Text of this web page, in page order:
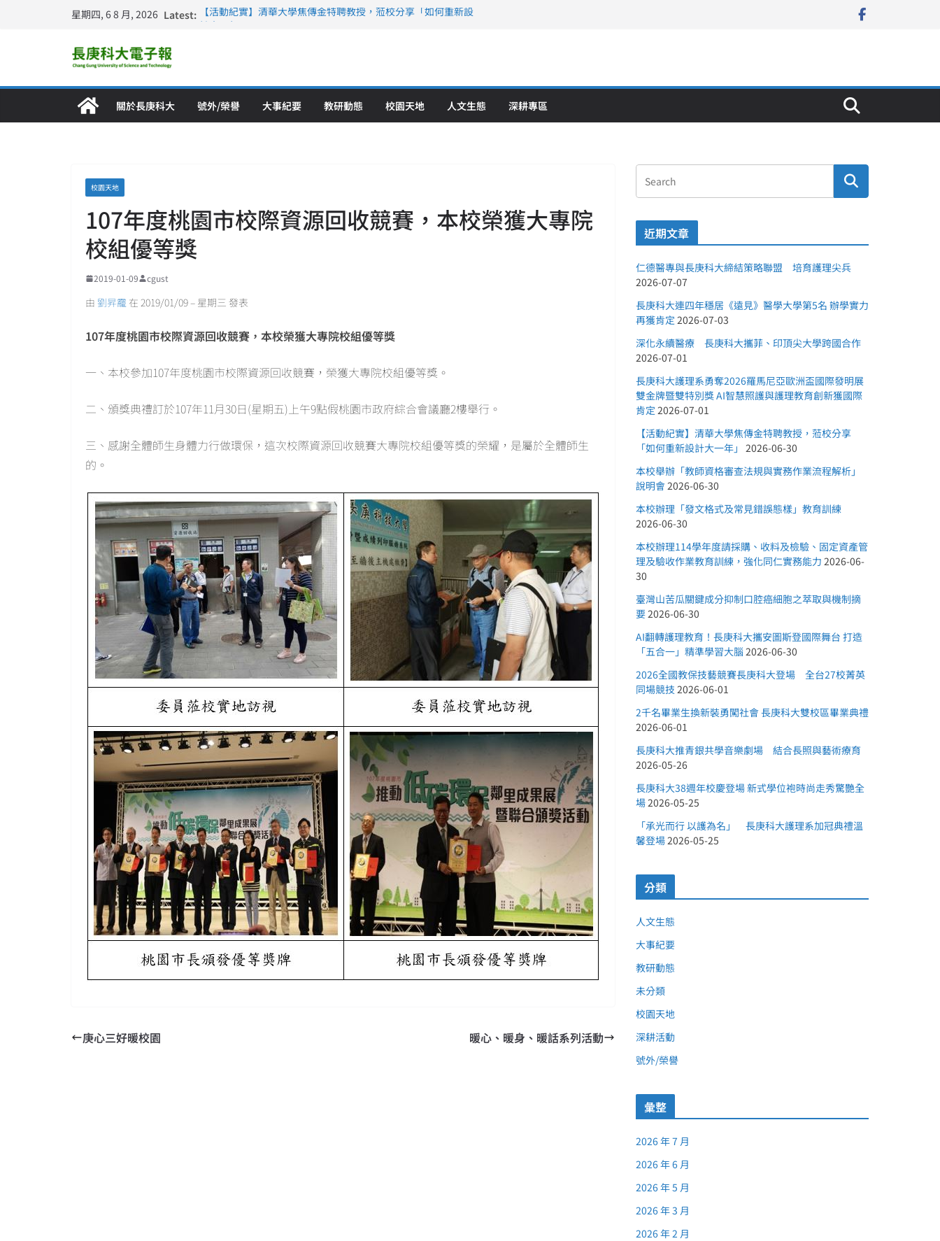
星期四, 6 8 月, 2026 Latest:
【活動紀實】清華大學焦傳金特聘教授，蒞校分享「如何重新設
長庚科大護理系勇奪2026羅馬尼亞歐洲盃國際發明展雙金牌暨雙
特別獎 AI智慧照護與護理教育創新獲國際肯定
關於長庚科大 號外/榮譽 大事紀要 教研動態 校園天地 人文生態 深耕專區
校園天地
107年度桃園市校際資源回收競賽，本校榮獲大專院
校組優等獎
2019-01-09 cgust
由 劉昇靇 在 2019/01/09 – 星期三 發表
107年度桃園市校際資源回收競賽，本校榮獲大專院校組優等獎
一、本校參加107年度桃園市校際資源回收競賽，榮獲大專院校組優等獎。
二、頒獎典禮訂於107年11月30日(星期五)上午9點假桃園市政府綜合會議廳2樓舉行。
三、感謝全體師生身體力行做環保，這次校際資源回收競賽大專院校組優等獎的榮耀，是屬於全體師生
的。
庚心三好暖校園 暖心、暖身、暖話系列活動
近期文章
仁德醫專與長庚科大締結策略聯盟 培育護理尖兵
2026-07-07
長庚科大連四年穩居《遠見》醫學大學第5名 辦學實力
再獲肯定 2026-07-03
深化永續醫療 長庚科大攜菲、印頂尖大學跨國合作
2026-07-01
長庚科大護理系勇奪2026羅馬尼亞歐洲盃國際發明展
雙金牌暨雙特別獎 AI智慧照護與護理教育創新獲國際
肯定 2026-07-01
【活動紀實】清華大學焦傳金特聘教授，蒞校分享
「如何重新設計大一年」 2026-06-30
本校舉辦「教師資格審查法規與實務作業流程解析」
說明會2026-06-30
本校辦理「發文格式及常見錯誤態樣」教育訓練
2026-06-30
本校辦理114學年度請採購、收料及檢驗、固定資產管
理及驗收作業教育訓練，強化同仁實務能力 2026-06-
30
臺灣山苦瓜關鍵成分抑制口腔癌細胞之萃取與機制摘
要2026-06-30
AI翻轉護理教育！長庚科大攜安圖斯登國際舞台 打造
「五合一」精準學習大腦 2026-06-30
2026全國教保技藝競賽長庚科大登場 全台27校菁英
同場競技 2026-06-01
2千名畢業生換新裝勇闖社會 長庚科大雙校區畢業典禮
2026-06-01
長庚科大推青銀共學音樂劇場 結合長照與藝術療育
2026-05-26
長庚科大38週年校慶登場 新式學位袍時尚走秀驚艷全
場2026-05-25
「承光而行 以護為名」 長庚科大護理系加冠典禮溫
馨登場2026-05-25
分類
人文生態
大事紀要
教研動態
未分類
校園天地
深耕活動
號外/榮譽
彙整
2026 年 7 月
2026 年 6 月
2026 年 5 月
2026 年 3 月
2026 年 2 月